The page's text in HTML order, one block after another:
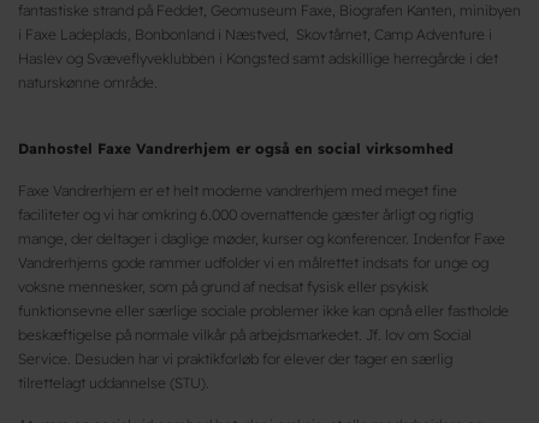
fantastiske strand på Feddet, Geomuseum Faxe, Biografen Kanten, minibyen
i Faxe Ladeplads, Bonbonland i Næstved, Skovtårnet, Camp Adventure i
Haslev og Svæveflyveklubben i Kongsted samt adskillige herregårde i det
naturskønne område.
Danhostel Faxe Vandrerhjem er også en social virksomhed
Faxe Vandrerhjem er et helt moderne vandrerhjem med meget fine
faciliteter og vi har omkring 6.000 overnattende gæster årligt og rigtig
mange, der deltager i daglige møder, kurser og konferencer. Indenfor Faxe
Vandrerhjems gode rammer udfolder vi en målrettet indsats for unge og
voksne mennesker, som på grund af nedsat fysisk eller psykisk
funktionsevne eller særlige sociale problemer ikke kan opnå eller fastholde
beskæftigelse på normale vilkår på arbejdsmarkedet. Jf. lov om Social
Service. Desuden har vi praktikforløb for elever der tager en særlig
tilrettelagt uddannelse (STU).